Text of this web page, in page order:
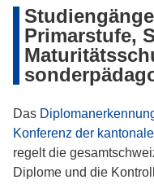
Primarstufe,
Das
Konferenz der
regelt die
Diplome und die